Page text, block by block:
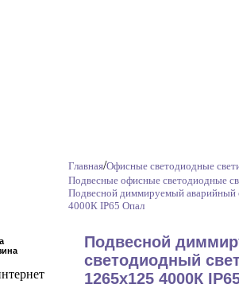
Главная/Офисные светодиодные
Подвесные офисные светодиодные
Подвесной диммируемый
4000К IP65 Опал
Подвесной
светодиодный
1265x125 4000К